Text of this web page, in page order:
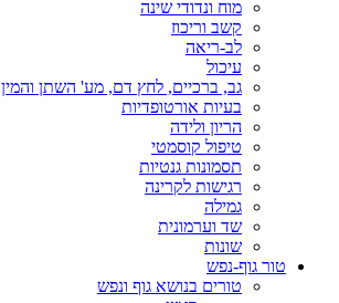
מוח ונדודי שינה
קשב וריכוז
לב-ריאה
עיכול
גב, ברכיים, לחץ דם, מע' השתן והמין
בעיות אורטופדיות
הריון ולידה
טיפול קוסמטי
תסמונות גנטיות
רגישות לקרינה
גמילה
שד וערמונית
שונות
טור גוף-נפש
טורים בנושא גוף ונפש